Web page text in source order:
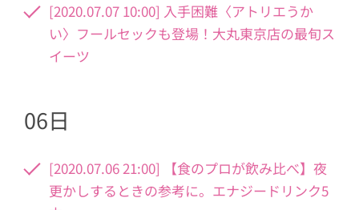
[2020.07.07 10:00] 入手困難〈アトリエうか
い〉フールセックも登場！大丸東京店の最旬ス
イーツ
06日
[2020.07.06 21:00] 【食のプロが飲み比べ】夜
更かしするときの参考に。エナジードリンク5